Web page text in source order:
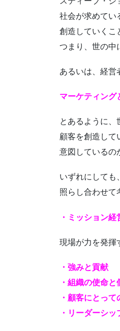
社会が求めてい
創造していくこ
つまり、世の中
あるいは、経営
マーケティング
とあるように、
顧客を創造して
意図しているの
いずれにしても、
照らし合わせて
・ミッション
現場が力を発揮
・強みと貢献
・組織の使命
・顧客にとっ
・リーダーシ